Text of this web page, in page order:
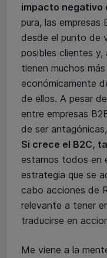
impacto negativo
pura, las empresas
desde el punto de
posibles clientes y,
tienen muchos
económicamente
de ellos. A pesar
entre empresas
de ser
Si crece el B2C,
estamos todos en
estrategia que se
cabo acciones de
relevante a tener
traducirse en
Me viene a la